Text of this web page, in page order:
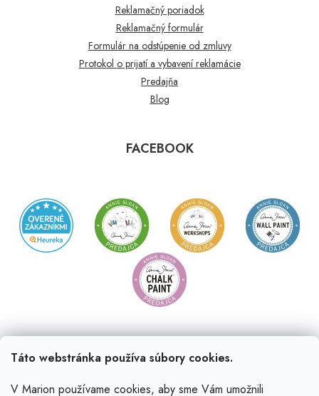
Táto webstránka používa súbory cookies.
V Marion používame cookies, aby sme Vám umožnili
Reklamačný poriadok
Reklamačný formulár
Formulár na odstúpenie od zmluvy
Protokol o prijatí a vybavení reklamácie
Predajňa
Blog
FACEBOOK